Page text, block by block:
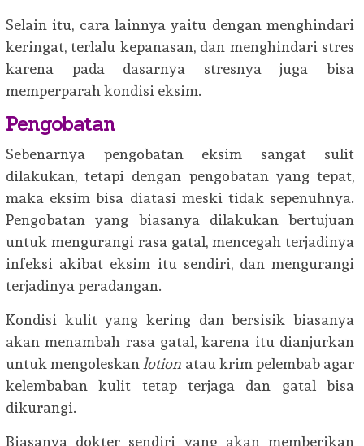
Selain itu, cara lainnya yaitu dengan menghindari
keringat, terlalu kepanasan, dan menghindari stres
karena pada dasarnya stresnya juga bisa
memperparah kondisi eksim.
Pengobatan
Sebenarnya pengobatan eksim sangat sulit
dilakukan, tetapi dengan pengobatan yang tepat,
maka eksim bisa diatasi meski tidak sepenuhnya.
Pengobatan yang biasanya dilakukan bertujuan
untuk mengurangi rasa gatal, mencegah terjadinya
infeksi akibat eksim itu sendiri, dan mengurangi
terjadinya peradangan.
Kondisi kulit yang kering dan bersisik biasanya
akan menambah rasa gatal, karena itu dianjurkan
untuk mengoleskan lotion atau krim pelembab agar
kelembaban kulit tetap terjaga dan gatal bisa
dikurangi.
Biasanya dokter sendiri yang akan memberikan